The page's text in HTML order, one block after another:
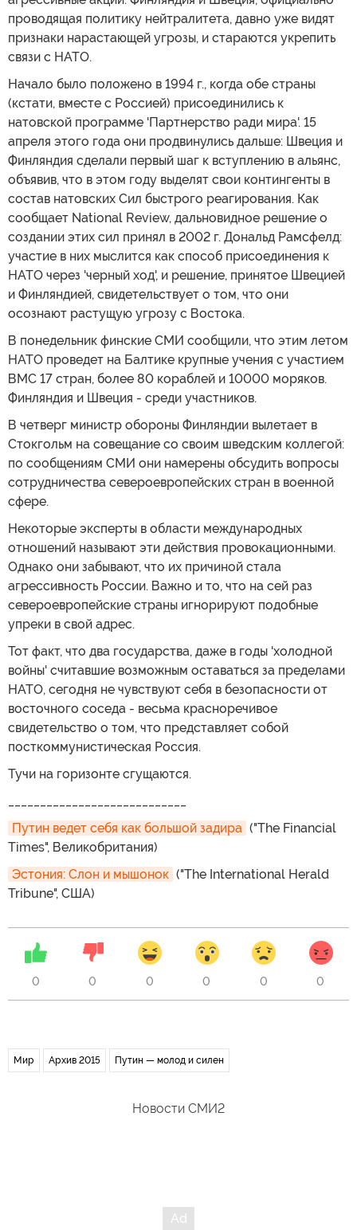
проводящая политику нейтралитета, давно уже видят
признаки нарастающей угрозы, и стараются укрепить
связи с НАТО.
Начало было положено в 1994 г., когда обе страны
(кстати, вместе с Россией) присоединились к
натовской программе 'Партнерство ради мира'. 15
апреля этого года они продвинулись дальше: Швеция и
Финляндия сделали первый шаг к вступлению в альянс,
объявив, что в этом году выделят свои контингенты в
состав натовских Сил быстрого реагирования. Как
сообщает National Review, дальновидное решение о
создании этих сил принял в 2002 г. Дональд Рамсфелд:
участие в них мыслится как способ присоединения к
НАТО через 'черный ход', и решение, принятое Швецией
и Финляндией, свидетельствует о том, что они
осознают растущую угрозу с Востока.
В понедельник финские СМИ сообщили, что этим летом
НАТО проведет на Балтике крупные учения с участием
ВМС 17 стран, более 80 кораблей и 10000 моряков.
Финляндия и Швеция - среди участников.
В четверг министр обороны Финляндии вылетает в
Стокгольм на совещание со своим шведским коллегой:
по сообщениям СМИ они намерены обсудить вопросы
сотрудничества североевропейских стран в военной
сфере.
Некоторые эксперты в области международных
отношений называют эти действия провокационными.
Однако они забывают, что их причиной стала
агрессивность России. Важно и то, что на сей раз
североевропейские страны игнорируют подобные
упреки в свой адрес.
Тот факт, что два государства, даже в годы 'холодной
войны' считавшие возможным оставаться за пределами
НАТО, сегодня не чувствуют себя в безопасности от
восточного соседа - весьма красноречивое
свидетельство о том, что представляет собой
посткоммунистическая Россия.
Тучи на горизонте сгущаются.
Путин ведет себя как большой задира ("The Financial
Times", Великобритания)
Эстония: Слон и мышонок ("The International Herald
Tribune", США)
0 0 0 0 0 0
Мир Архив 2015 Путин — молод и силен
Новости СМИ2